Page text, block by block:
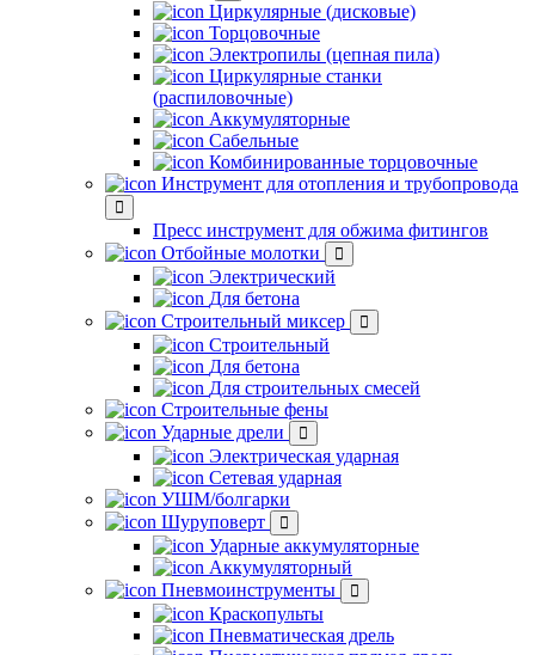
Циркулярные (дисковые)
Торцовочные
Электропилы (цепная пила)
Циркулярные станки
(распиловочные)
Аккумуляторные
Сабельные
Комбинированные торцовочные
Инструмент для отопления и трубопровода
Пресс инструмент для обжима фитингов
Отбойные молотки
Электрический
Для бетона
Строительный миксер
Строительный
Для бетона
Для строительных смесей
Строительные фены
Ударные дрели
Электрическая ударная
Сетевая ударная
УШМ/болгарки
Шуруповерт
Ударные аккумуляторные
Аккумуляторный
Пневмоинструменты
Краскопульты
Пневматическая дрель